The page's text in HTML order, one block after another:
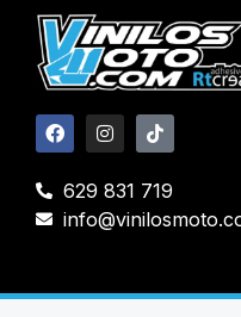
629 831 719